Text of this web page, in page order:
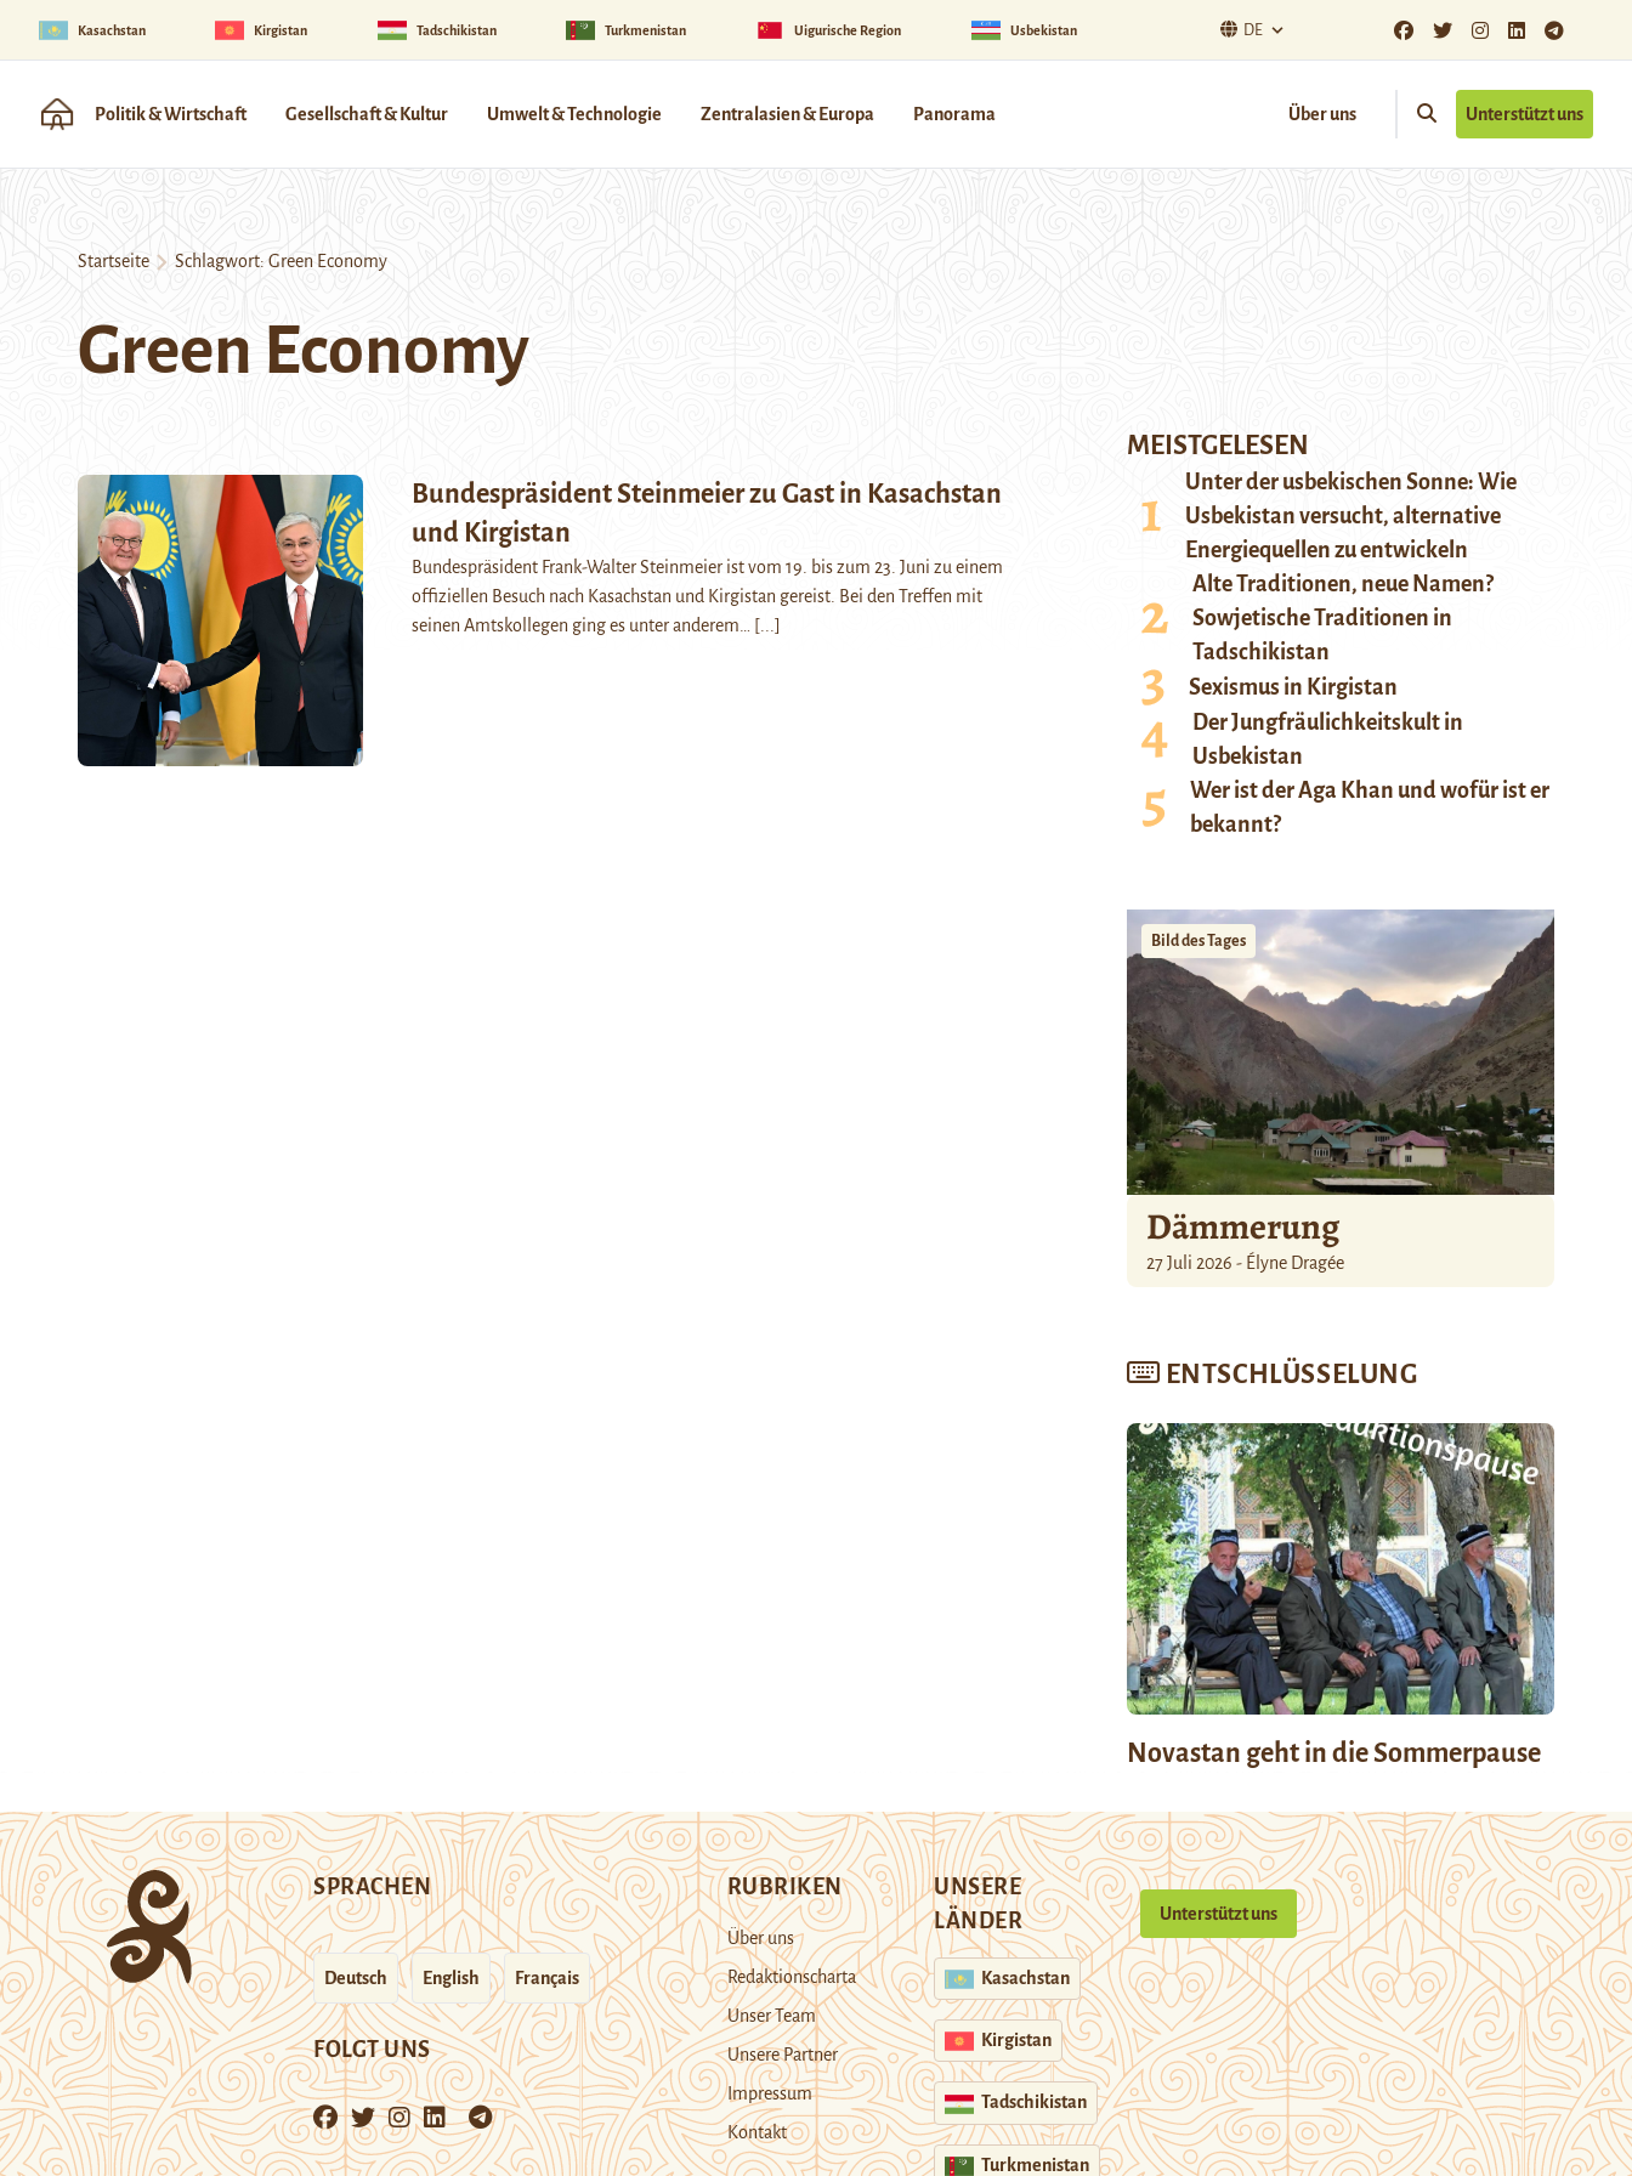
Kasachstan Kirgistan Tadschikistan Turkmenistan Uigurische Region Usbekistan DE
Politik & Wirtschaft Gesellschaft & Kultur Umwelt & Technologie Zentralasien & Europa Panorama Über uns Unterstützt uns
Startseite Schlagwort: Green Economy
Green Economy
Bundespräsident Steinmeier zu Gast in Kasachstan
und Kirgistan
Bundespräsident Frank-Walter Steinmeier ist vom 19. bis zum 23. Juni zu einem
offiziellen Besuch nach Kasachstan und Kirgistan gereist. Bei den Treffen mit
seinen Amtskollegen ging es unter anderem…
[...]
MEISTGELESEN
Unter der usbekischen Sonne: Wie
Usbekistan versucht, alternative
Energiequellen zu entwickeln
Alte Traditionen, neue Namen?
Sowjetische Traditionen in
Tadschikistan
Sexismus in Kirgistan
Der Jungfräulichkeitskult in
Usbekistan
Wer ist der Aga Khan und wofür ist er
bekannt?
Bild des Tages
Dämmerung
27 Juli 2026 - Élyne Dragée
ENTSCHLÜSSELUNG
Novastan geht in die Sommerpause
SPRACHEN
Deutsch English Français
FOLGT UNS
RUBRIKEN
Über uns
Redaktionscharta
Unser Team
Unsere Partner
Impressum
Kontakt
UNSERE
LÄNDER
Kasachstan
Kirgistan
Tadschikistan
Turkmenistan
Unterstützt uns